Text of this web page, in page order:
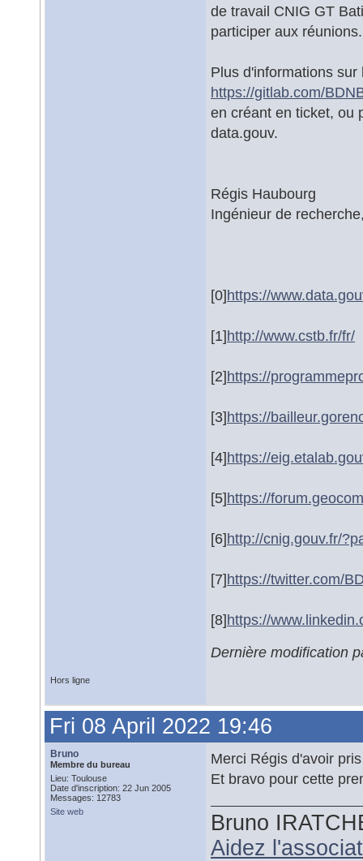
de travail CNIG GT
participer aux réunions.
Plus d'informations
https://gitlab.com/
en créant en ticket, ou
data.gouv.
Régis Haubourg
Ingénieur de
[0]https://
[1]http://www.cstb.fr/fr/
[2]https://
[3]https://
[4]https://
[5]https://
[6]http://cnig.gouv.fr/
[7]https://twitter.com/
[8]https://
Dernière modification
Hors ligne
Fri 08 April 2022 19:46
Bruno
Membre du bureau
Lieu: Toulouse
Date d'inscription: 22 Jun 2005
Messages: 12783
Site web
Merci Régis d'avoir
Et bravo pour cette
Bruno
Aidez